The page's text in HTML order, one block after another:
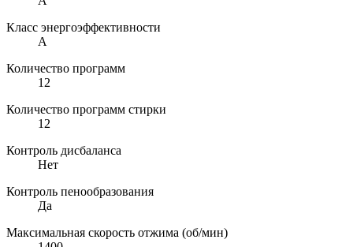
Класс энергоэффективности
A
Количество программ
12
Количество программ стирки
12
Контроль дисбаланса
Нет
Контроль пенообразования
Да
Максимальная скорость отжима (об/мин)